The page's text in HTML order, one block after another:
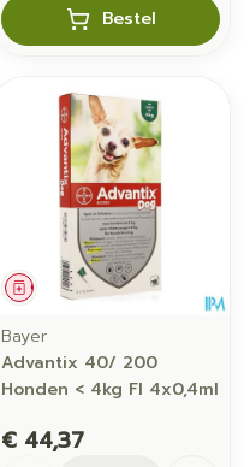
Bestel
Geneesmiddel
Bayer
Advantix 40/ 200
Honden < 4kg Fl 4x0,4ml
€ 44,37